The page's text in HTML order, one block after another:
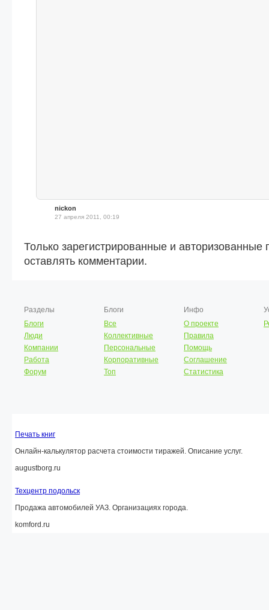
nickon
27 апреля 2011, 00:19
Только зарегистрированные и авторизованные
оставлять комментарии.
Разделы
Блоги
Люди
Компании
Работа
Форум
Блоги
Все
Коллективные
Персональные
Корпоративные
Топ
Инфо
О проекте
Правила
Помощь
Соглашение
Статистика
Печать книг
Онлайн-калькулятор расчета стоимости тиражей. Описание услуг.
augustborg.ru
Техцентр подольск
Продажа автомобилей УАЗ. Организациях города.
komford.ru